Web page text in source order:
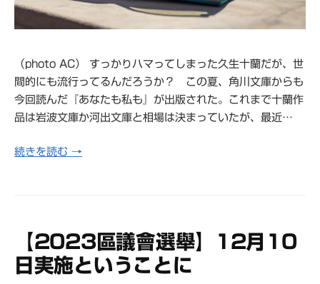
（photo AC） すっかりハマってしまった久生十蘭だが、世
間的にも流行ってるんだろうか？ この夏、角川文庫からも
今回読んだ『あなたも私も』が出版された。これまで十蘭作
品は岩波文庫か河出文庫と相場は決まっていたが、最近…
続きを読む →
【2023區議會選舉】12月10
日実施ということに